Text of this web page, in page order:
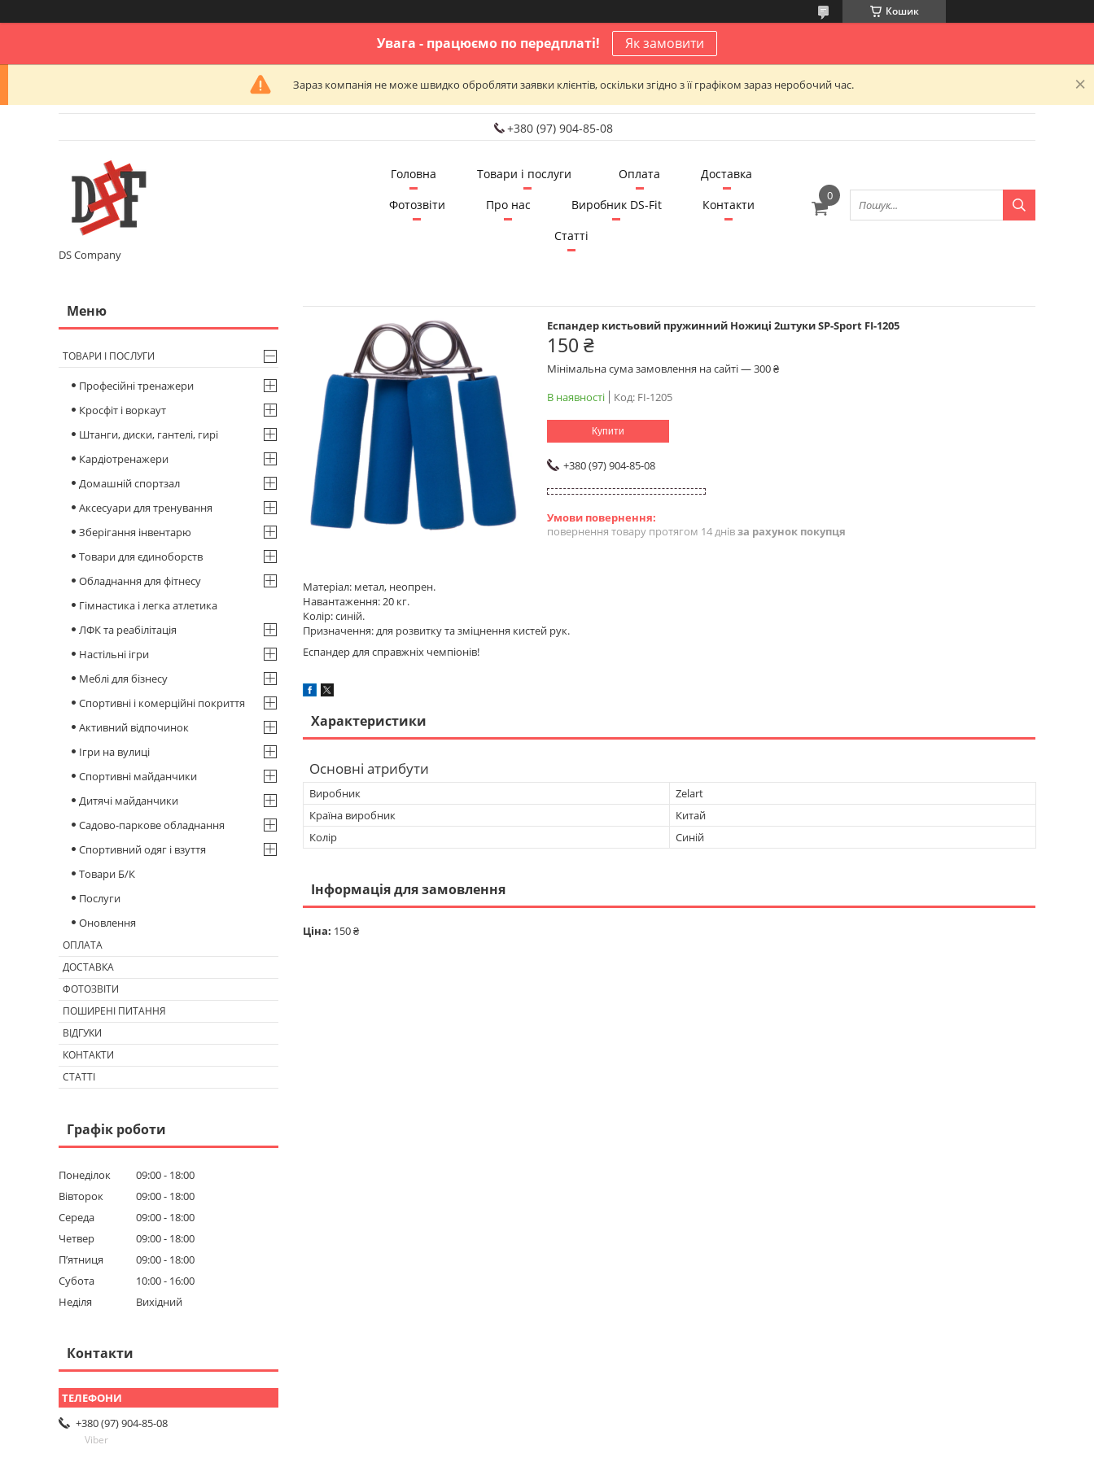
Кошик
Увага - працюємо по передплаті! Як замовити
Зараз компанія не може швидко обробляти заявки клієнтів, оскільки згідно з її графіком зараз неробочий час.
+380 (97) 904-85-08
DS Company
Головна Товари і послуги Оплата
Доставка
Фотозвіти
Про нас Виробник DS-Fit
Контакти
Статті
Еспандер кистьовий пружинний Ножиці 2штуки SP-Sport FI-1205
150 ₴
Мінімальна сума замовлення на сайті — 300 ₴
В наявності
Код: FI-1205
Купити
+380 (97) 904-85-08
повернення товару протягом 14 днівза рахунок покупця
Матеріал: метал, неопрен.
Навантаження: 20 кг.
Колір: синій.
Призначення: для розвитку та зміцнення кистей рук.
Еспандер для справжніх чемпіонів!
Характеристики
Основні атрибути
Виробник
Zelart
Країна виробник
Китай
Колір
Синій
Інформація для замовлення
Ціна: 150 ₴
ТОВАРИ І ПОСЛУГИ
Професійні тренажери
Кросфіт і воркаут
Штанги, диски, гантелі, гирі
Кардіотренажери
Домашній спортзал
Аксесуари для тренування
Зберігання інвентарю
Товари для єдиноборств
Обладнання для фітнесу
Гімнастика і легка атлетика
ЛФК та реабілітація
Настільні ігри
Меблі для бізнесу
Спортивні і комерційні покриття
Активний відпочинок
Ігри на вулиці
Спортивні майданчики
Дитячі майданчики
Садово-паркове обладнання
Спортивний одяг і взуття
Товари Б/К
Послуги
Оновлення
ОПЛАТА
ДОСТАВКА
ФОТОЗВІТИ
ПОШИРЕНІ ПИТАННЯ
ВІДГУКИ
КОНТАКТИ
СТАТТІ
Графік роботи
Понеділок 09:00
18:00
Вівторок
09:00
18:00
Середа
09:00
18:00
Четвер
09:00
18:00
Пʼятниця
09:00
18:00
Субота
10:00
16:00
Неділя
Вихідний
Контакти
+380 (97) 904-85-08
Viber